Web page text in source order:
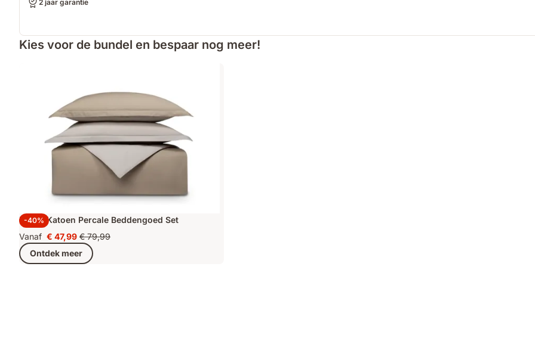
2 jaar garantie
Kies voor de bundel en bespaar nog meer!
-40%
Emma Katoen Percale Beddengoed Set
Vanaf Prijs
€ 47,99
€ 47,99Oorspronkelijke
prijs
€ 79,99
€ 79,99
Ontdek meer